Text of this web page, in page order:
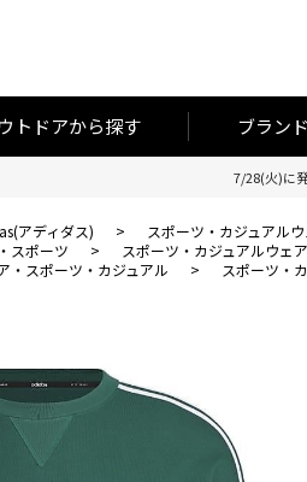
トドアから探す ブラン
7/28(火)に
アディダス) > スポーツ・カジュアル
スポーツ > スポーツ・カジュアルウェア
・スポーツ・カジュアル > スポーツ・